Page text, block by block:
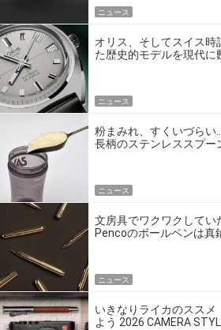
ニュース
オリス、そしてスイス
た歴史的モデルを現代に
ニュース
粉まみれ、すくいづら
長柄のステンレススプー
ニュース
文房具でワクワクしてい
Pencoのボールペンは真
ニュース
いきなりライカのスス
よう 2026 CAMERA